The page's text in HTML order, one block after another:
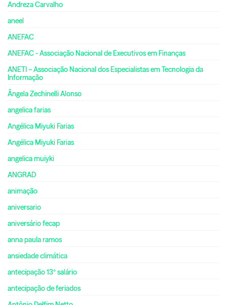
Andreza Carvalho
aneel
ANEFAC
ANEFAC - Associação Nacional de Executivos em Finanças
ANETI – Associação Nacional dos Especialistas em Tecnologia da
Informação
Ângela Zechinelli Alonso
angelica farias
Angélica Miyuki Farias
Angélica Miyuki Farias
angelica muiyki
ANGRAD
animação
aniversario
aniversário fecap
anna paula ramos
ansiedade climática
antecipação 13º salário
antecipação de feriados